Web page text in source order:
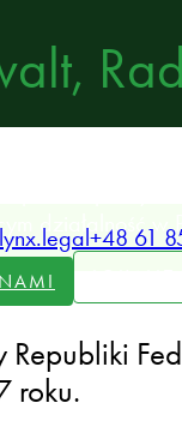
działalność w
+48 61
Republiki
roku.